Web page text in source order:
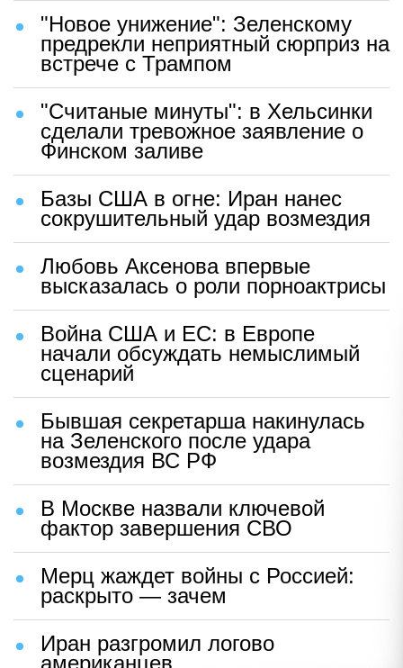
"Новое унижение": Зеленскому
предрекли неприятный сюрприз на
встрече с Трампом
"Считаные минуты": в Хельсинки
сделали тревожное заявление о
Финском заливе
Базы США в огне: Иран нанес
сокрушительный удар возмездия
Любовь Аксенова впервые
высказалась о роли порноактрисы
Война США и ЕС: в Европе
начали обсуждать немыслимый
сценарий
Бывшая секретарша накинулась
на Зеленского после удара
возмездия ВС РФ
В Москве назвали ключевой
фактор завершения СВО
Мерц жаждет войны с Россией:
раскрыто — зачем
Иран разгромил логово